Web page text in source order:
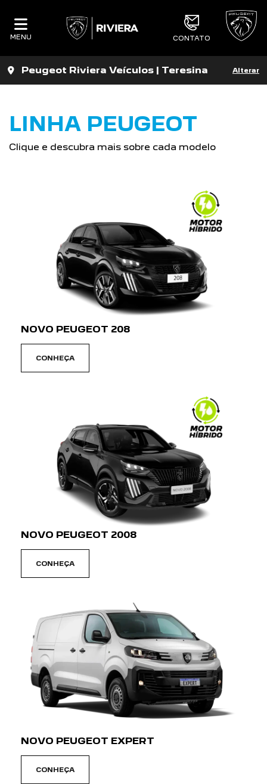
MENU CONTATO
Peugeot Riviera Veículos | Teresina Alterar
LINHA PEUGEOT
Clique e descubra mais sobre cada modelo
NOVO PEUGEOT 208
CONHEÇA
NOVO PEUGEOT 2008
CONHEÇA
NOVO PEUGEOT EXPERT
CONHEÇA